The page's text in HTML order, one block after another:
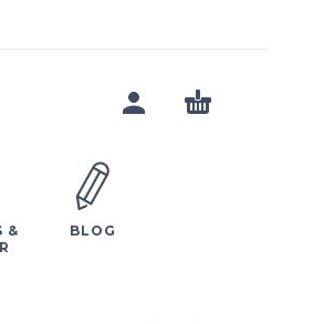
&
BLOG